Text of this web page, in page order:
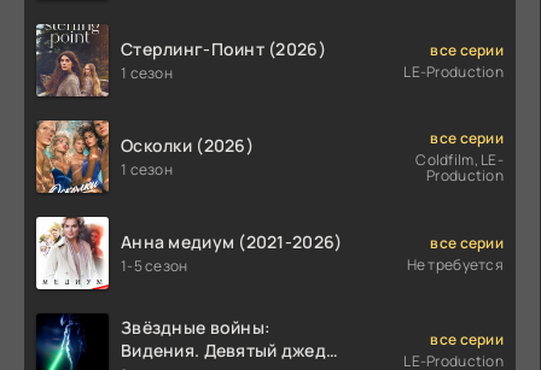
Стерлинг-Поинт (2026)
1 сезон
все серии
LE-Production
Осколки (2026)
1 сезон
все серии
Coldfilm, LE-
Production
Анна медиум (2021-2026)
1-5 сезон
все серии
Не требуется
Звёздные войны:
Видения. Девятый джедай
все серии
LE-Production